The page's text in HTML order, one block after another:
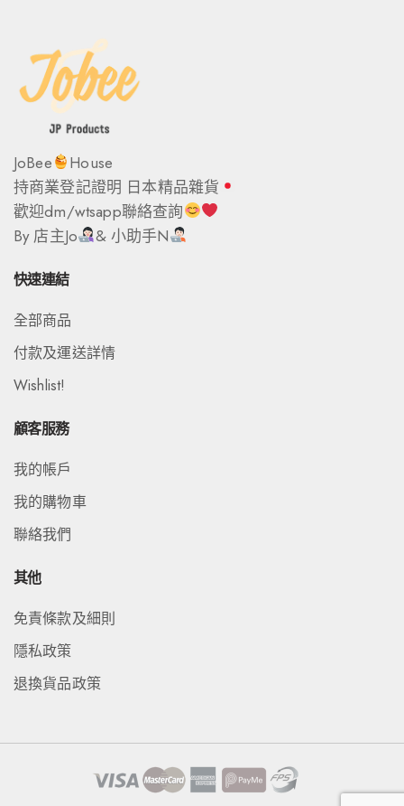
JoBee
House
持商業登記證明 日本精品雜貨
歡迎dm/wtsapp聯絡查詢
By 店主Jo
& 小助手N
快速連結
全部商品
付款及運送詳情
Wishlist!
顧客服務
我的帳戶
我的購物車
聯絡我們
其他
免責條款及細則
隱私政策
退換貨品政策